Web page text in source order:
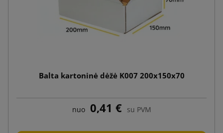
Balta kartoninė dėžė K007 200x150x70
nuo 0,41 € su PVM